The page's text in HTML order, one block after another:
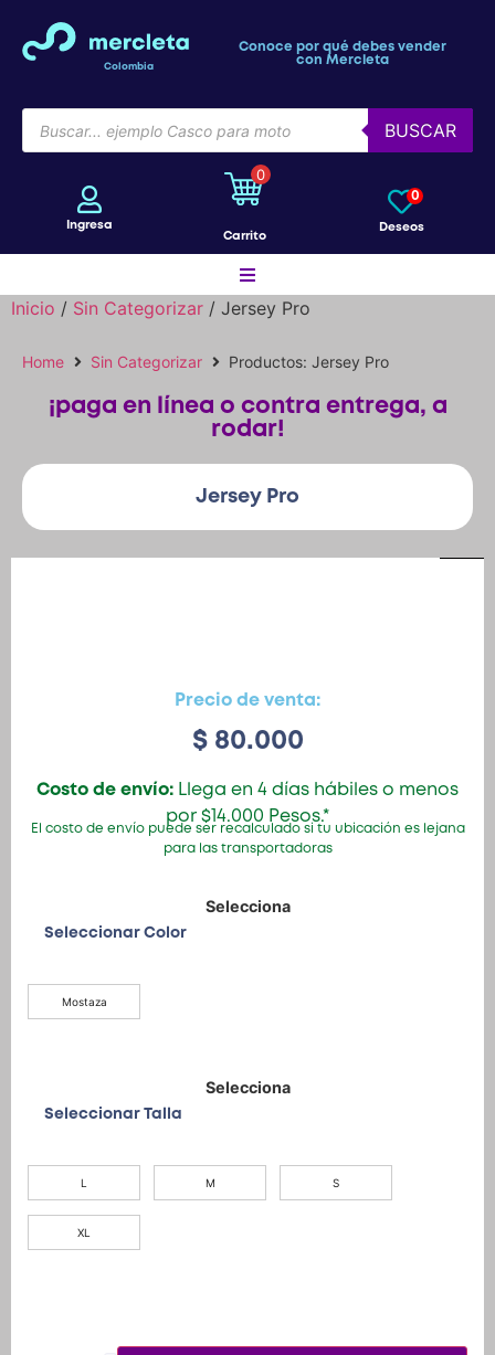
Colombia
Conoce por qué debes vender
con Mercleta
BUSCAR
Ingresa
0
Carrito
Deseos
0
Bicicletas
Patines
Ingresar
Registrarse
Inicio / Sin Categorizar / Jersey Pro
Home Sin Categorizar Productos: Jersey Pro
¡paga en línea o contra entrega, a
rodar!
Jersey Pro
Precio de venta:
$80.000
Costo de envío: Llega en 4 días hábiles o menos
por $14.000 Pesos.*
El costo de envío puede ser recalculado si tu ubicación es lejana
para las transportadoras
Seleccionar Color
Mostaza
Seleccionar Talla
L M S
XL